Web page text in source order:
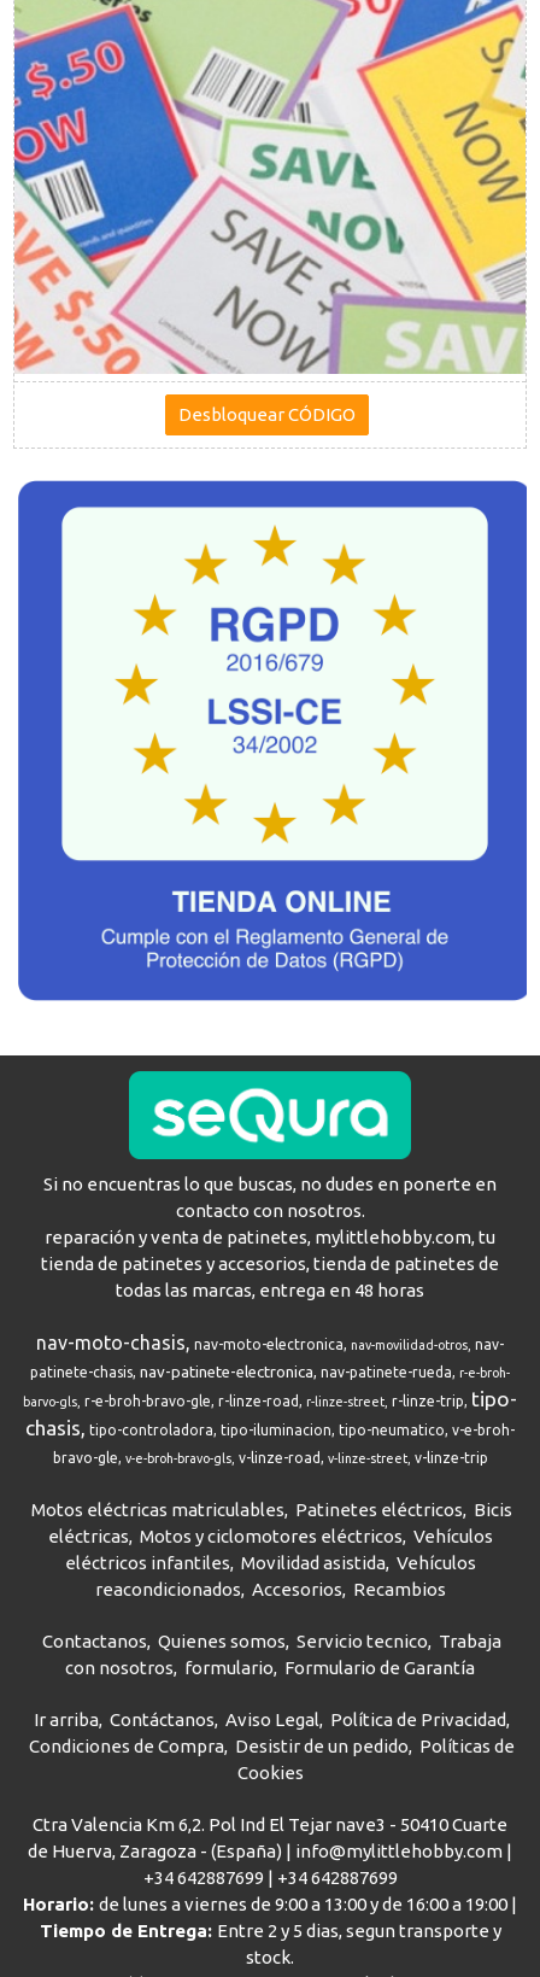
Si no encuentras lo que buscas, no dudes en ponerte en
contacto con nosotros.
reparación y venta de patinetes, mylittlehobby.com, tu
tienda de patinetes y accesorios, tienda de patinetes de
todas las marcas, entrega en 48 horas
nav-moto-chasis nav-moto-electronica nav-movilidad-otros nav-
patinete-chasis nav-patinete-electronica nav-patinete-rueda
r-e-broh-
barvo-gls r-e-broh-bravo-gle r-linze-road r-linze-street r-linze-trip
tipo-
chasis
tipo-controladora tipo-iluminacion tipo-neumatico v-e-broh-
bravo-gle v-e-broh-bravo-gls v-linze-road v-linze-street v-linze-trip
Motos eléctricas matriculables Patinetes eléctricos
Bicis
eléctricas Motos y ciclomotores eléctricos Vehículos
eléctricos infantiles Movilidad asistida Vehículos
reacondicionados Accesorios Recambios
Contactanos Quienes somos Servicio tecnico
Trabaja
con nosotros
formulario Formulario de Garantía
Ir arriba Contáctanos Aviso Legal
Política de Privacidad
Condiciones de Compra Desistir de un pedido
Políticas de
Cookies
Ctra Valencia Km 6,2. Pol Ind El Tejar nave3 - 50410 Cuarte
de Huerva, Zaragoza - (España) | info@mylittlehobby.com |
+34 642887699 | +34 642887699
Horario: de lunes a viernes de 9:00 a 13:00 y de 16:00 a 19:00 |
Tiempo de Entrega: Entre 2 y 5 dias, segun transporte y
stock.